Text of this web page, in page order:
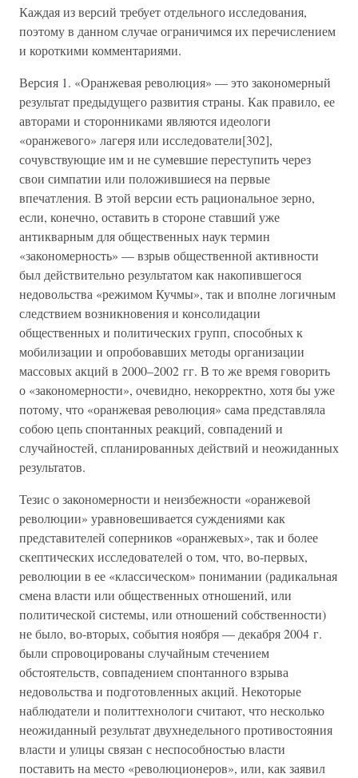
Каждая из версий требует отдельного исследования,
поэтому в данном случае ограничимся их перечислением
и короткими комментариями.
Версия 1. «Оранжевая революция» — это закономерный
результат предыдущего развития страны. Как правило, ее
авторами и сторонниками являются идеологи
«оранжевого» лагеря или исследователи[302],
сочувствующие им и не сумевшие переступить через
свои симпатии или положившиеся на первые
впечатления. В этой версии есть рациональное зерно,
если, конечно, оставить в стороне ставший уже
антикварным для общественных наук термин
«закономерность» — взрыв общественной активности
был действительно результатом как накопившегося
недовольства «режимом Кучмы», так и вполне логичным
следствием возникновения и консолидации
общественных и политических групп, способных к
мобилизации и опробовавших методы организации
массовых акций в 2000–2002 гг. В то же время говорить
о «закономерности», очевидно, некорректно, хотя бы уже
потому, что «оранжевая революция» сама представляла
собою цепь спонтанных реакций, совпадений и
случайностей, спланированных действий и неожиданных
результатов.
Тезис о закономерности и неизбежности «оранжевой
революции» уравновешивается суждениями как
представителей соперников «оранжевых», так и более
скептических исследователей о том, что, во-первых,
революции в ее «классическом» понимании (радикальная
смена власти или общественных отношений, или
политической системы, или отношений собственности)
не было, во-вторых, события ноября — декабря 2004 г.
были спровоцированы случайным стечением
обстоятельств, совпадением спонтанного взрыва
недовольства и подготовленных акций. Некоторые
наблюдатели и политтехнологи считают, что несколько
неожиданный результат двухнедельного противостояния
власти и улицы связан с неспособностью власти
поставить на место «революционеров», или, как заявил